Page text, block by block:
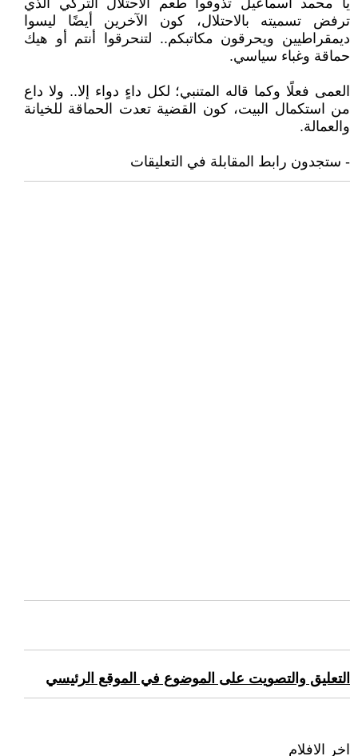
يا محمد اسماعيل تذوقوا طعم الاحتلال التركي الذي
ترفض تسميته بالاحتلال، كون الآخرين أيضًا ليسوا
ديمقراطيين ويحرقون مكاتبكم.. لتنحرقوا أنتم أو هيك
حماقة وغباء سياسي.
العمى فعلًا وكما قاله المتنبي؛ لكل داءٍ دواء إلا.. ولا داع
من استكمال البيت، كون القضية تعدت الحماقة للخيانة
والعمالة.
- ستجدون رابط المقابلة في التعليقات
التعليق والتصويت على الموضوع في الموقع الرئيسي
اخر الافلام